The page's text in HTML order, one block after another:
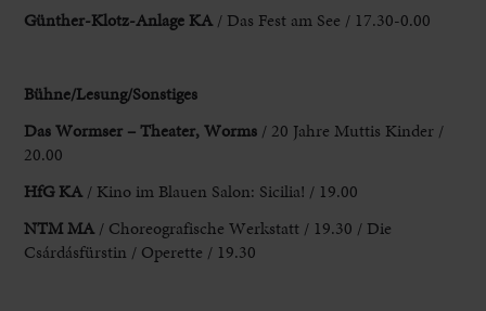
Günther-Klotz-Anlage KA / Das Fest am See / 17.30-0.00
Bühne/Lesung/Sonstiges
Das Wormser – Theater, Worms / 20 Jahre Muttis Kinder /
20.00
HfG KA / Kino im Blauen Salon: Sicilia! / 19.00
NTMMA / Choreografische Werkstatt / 19.30 / Die
Csárdásfürstin / Operette / 19.30